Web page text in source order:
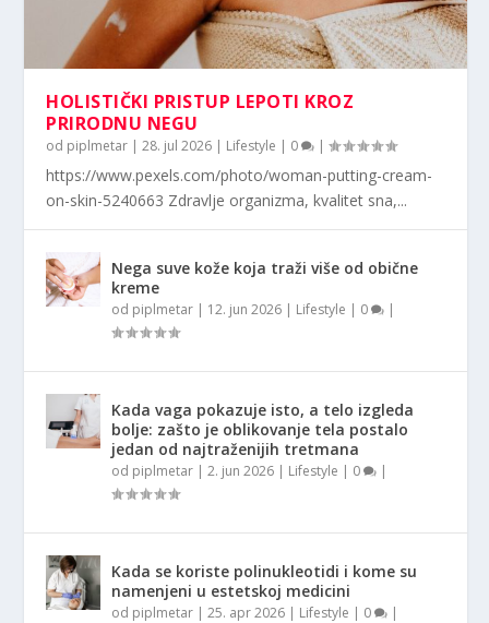
HOLISTIČKI PRISTUP LEPOTI KROZ
PRIRODNU NEGU
od piplmetar |28. jul 2026 | Lifestyle | 0 |
https://www.pexels.com/photo/woman-putting-cream-
on-skin-5240663 Zdravlje organizma, kvalitet sna,...
Nega suve kože koja traži više od obične
kreme
od piplmetar | 12. jun 2026 | Lifestyle | 0 |
Kada vaga pokazuje isto, a telo izgleda
bolje: zašto je oblikovanje tela postalo
jedan od najtraženijih tretmana
od piplmetar |2. jun 2026 | Lifestyle | 0 |
Kada se koriste polinukleotidi i kome su
namenjeni u estetskoj medicini
od piplmetar |25. apr 2026 | Lifestyle | 0 |